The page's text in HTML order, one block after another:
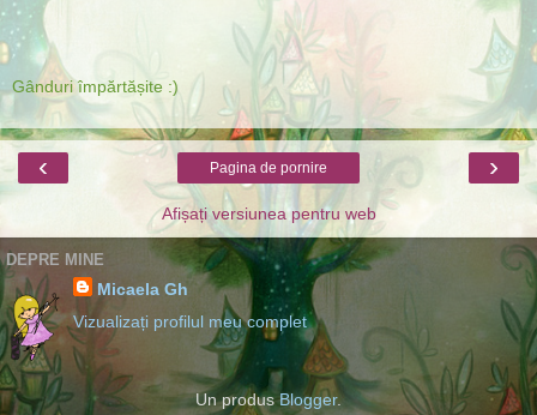
Gânduri împărtășite :)
‹ ›
Pagina de pornire
Afișați versiunea pentru web
DEPRE MINE
Micaela Gh
Vizualizați profilul meu complet
Un produsBlogger.